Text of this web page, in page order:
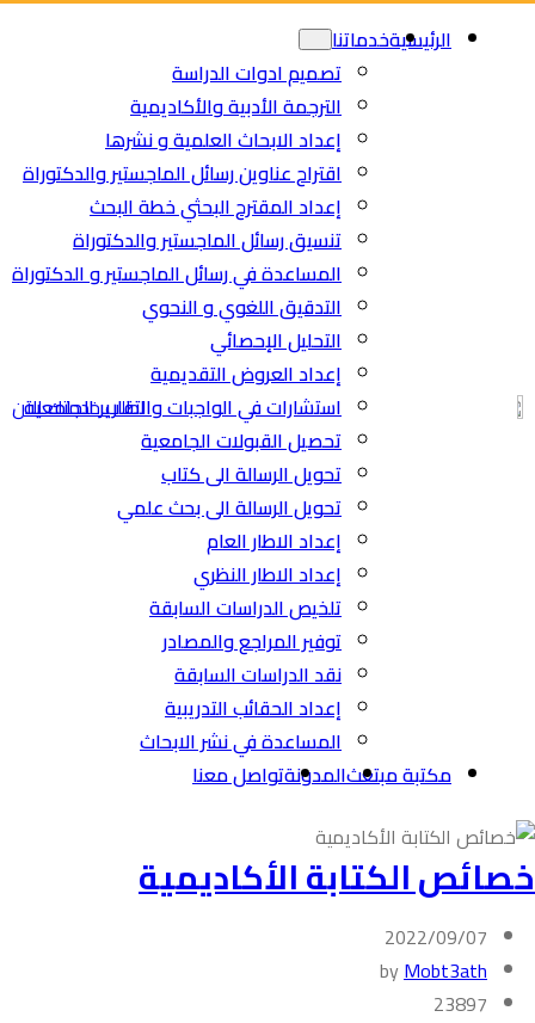
Skip
الرئيسيةخدماتنا
تصميم ادوات الدراسة
الترجمة الأدبية والأكاديمية
إعداد الابحاث العلمية و نشرها
اقتراح عناوين رسائل الماجستير والدكتوراة
إعداد المقترح البحثي خطة البحث
تنسيق رسائل الماجستير والدكتوراة
المساعدة في رسائل الماجستير و الدكتوراة
التدقيق اللغوي و النحوي
التحليل الإحصائي
إعداد العروض التقديمية
استشارات في الواجبات والتقارير الجامعية
تحصيل القبولات الجامعية
تحويل الرسالة الى كتاب
تحويل الرسالة الى بحث علمي
إعداد الاطار العام
إعداد الاطار النظري
تلخيص الدراسات السابقة
توفير المراجع والمصادر
نقد الدراسات السابقة
إعداد الحقائب التدريبية
المساعدة في نشر الابحاث
مكتبة مبتعثالمدونةتواصل معنا
اطلب خدمتك الان
خصائص الكتابة الأكاديمية
2022/09/07
byMobt3ath
23897